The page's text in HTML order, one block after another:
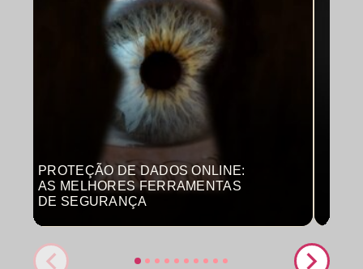
PROTEÇÃO DE DADOS ONLINE:
AS MELHORES FERRAMENTAS
DE SEGURANÇA